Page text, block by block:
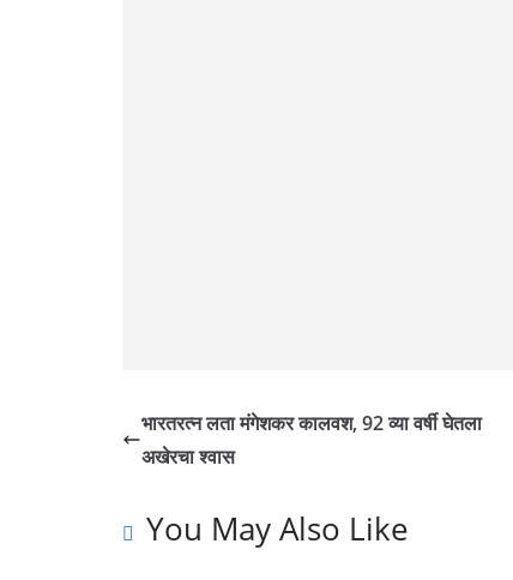
भारतरत्न लता मंगेशकर कालवश, 92 व्या वर्षी घेतला
अखेरचा श्वास
You May Also Like